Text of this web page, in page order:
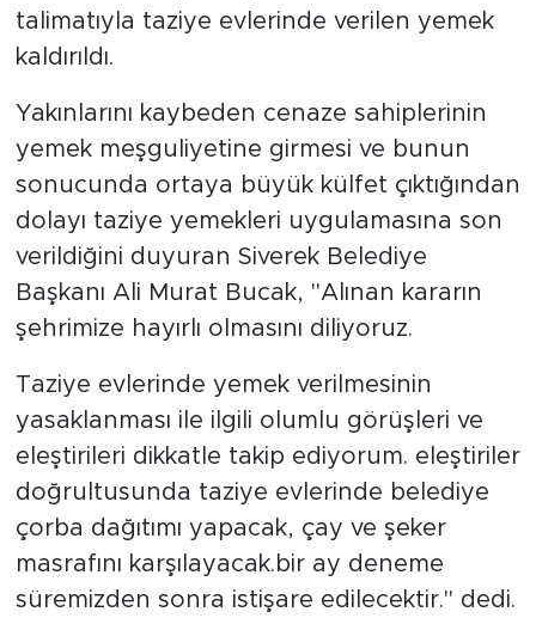
talimatıyla taziye evlerinde verilen yemek
kaldırıldı.
Yakınlarını kaybeden cenaze sahiplerinin
yemek meşguliyetine girmesi ve bunun
sonucunda ortaya büyük külfet çıktığından
dolayı taziye yemekleri uygulamasına son
verildiğini duyuran Siverek Belediye
Başkanı Ali Murat Bucak, "Alınan kararın
şehrimize hayırlı olmasını diliyoruz.
Taziye evlerinde yemek verilmesinin
yasaklanması ile ilgili olumlu görüşleri ve
eleştirileri dikkatle takip ediyorum. eleştiriler
doğrultusunda taziye evlerinde belediye
çorba dağıtımı yapacak, çay ve şeker
masrafını karşılayacak.bir ay deneme
süremizden sonra istişare edilecektir." dedi.